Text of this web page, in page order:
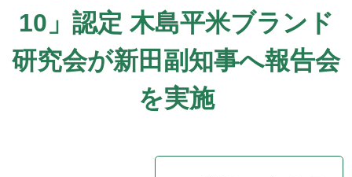
10」認定 木島平米ブランド
研究会が新田副知事へ報告会
を実施